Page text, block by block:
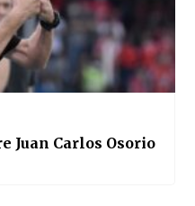
Juan Carlos Osorio